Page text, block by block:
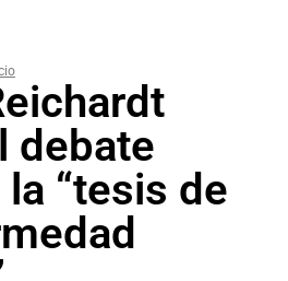
debate
“tesis de